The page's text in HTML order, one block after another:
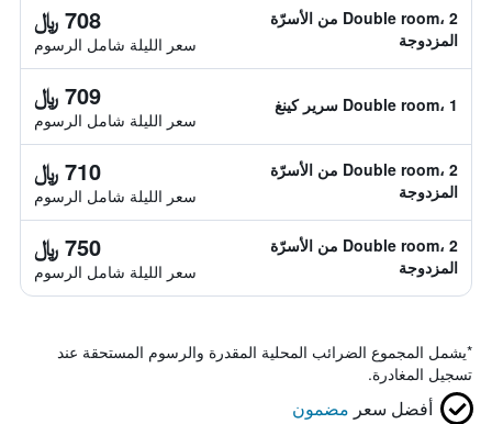
Double room، 2 من الأسرّة
المزدوجة
708 ﷼
سعر الليلة شامل الرسوم
Double room، 1 سرير كينغ 709 ﷼
سعر الليلة شامل الرسوم
Double room، 2 من الأسرّة
المزدوجة
710 ﷼
سعر الليلة شامل الرسوم
Double room، 2 من الأسرّة
المزدوجة
750 ﷼
سعر الليلة شامل الرسوم
*يشمل المجموع الضرائب المحلية المقدرة والرسوم المستحقة عند
تسجيل المغادرة.
أفضل سعر مضمون